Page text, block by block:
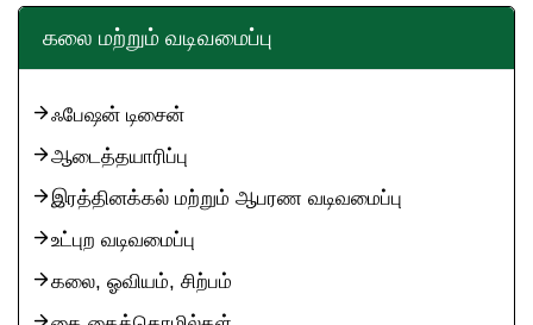
கலை மற்றும் வடிவமைப்பு
ஃபேஷன் டிசைன்
ஆடைத்தயாரிப்பு
இரத்தினக்கல் மற்றும் ஆபரண வடிவமைப்பு
உட்புற வடிவமைப்பு
கலை, ஓவியம், சிற்பம்